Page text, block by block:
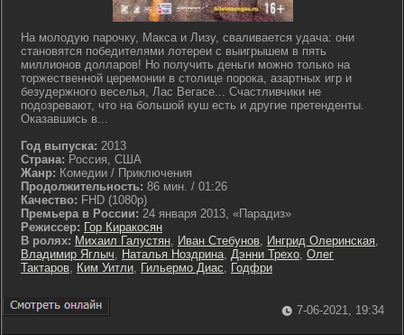
На молодую парочку, Макса и Лизу, сваливается удача: они
становятся победителями лотереи с выигрышем в пять
миллионов долларов! Но получить деньги можно только на
торжественной церемонии в столице порока, азартных игр и
безудержного веселья, Лас Вегасе... Счастливчики не
подозревают, что на большой куш есть и другие претенденты.
Оказавшись в...
Год выпуска: 2013
Страна: Россия, США
Жанр: Комедии / Приключения
Продолжительность: 86 мин. / 01:26
Качество: FHD (1080p)
Премьера в России: 24 января 2013, «Парадиз»
Режиссер: Гор Киракосян
В ролях: Михаил Галустян, Иван Стебунов, Ингрид Олеринская,
Владимир Яглыч, Наталья Ноздрина, Дэнни Трехо, Олег
Тактаров, Ким Уитли, Гильермо Диас, Годфри
7-06-2021, 19:34